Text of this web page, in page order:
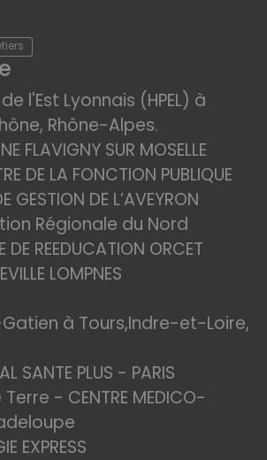
l'Est Lyonnais (HPEL) à
Rhône-Alpes.
FLAVIGNY SUR MOSELLE
DE LA FONCTION PUBLIQUE
GESTION DE L’AVEYRON
Régionale du Nord
DE REEDUCATION ORCET
LOMPNES
à Tours,Indre-et-Loire,
SANTE PLUS - PARIS
- CENTRE MEDICO-
EXPRESS